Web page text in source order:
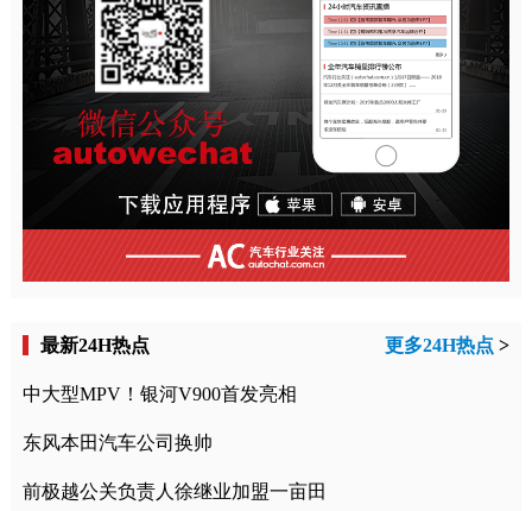
最新24H热点 更多24H热点 >
中大型MPV！银河V900首发亮相
东风本田汽车公司换帅
前极越公关负责人徐继业加盟一亩田